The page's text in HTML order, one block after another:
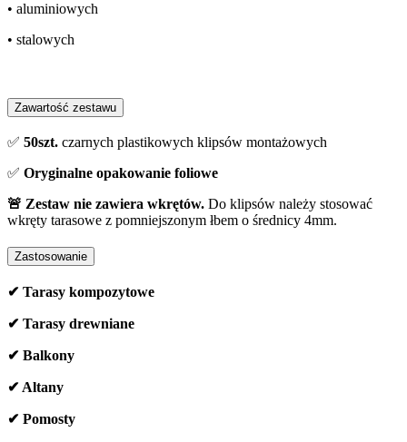
• aluminiowych
• stalowych
Zawartość zestawu
✅ 50szt. czarnych plastikowych klipsów montażowych
✅ Oryginalne opakowanie foliowe
🚨 Zestaw nie zawiera wkrętów. Do klipsów należy stosować
wkręty tarasowe z pomniejszonym łbem o średnicy 4mm.
Zastosowanie
✔ Tarasy kompozytowe
✔ Tarasy drewniane
✔ Balkony
✔ Altany
✔ Pomosty